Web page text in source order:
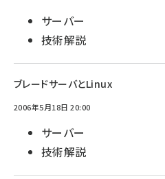
サーバー
技術解説
ブレードサーバとLinux
2006年5月18日 20:00
サーバー
技術解説